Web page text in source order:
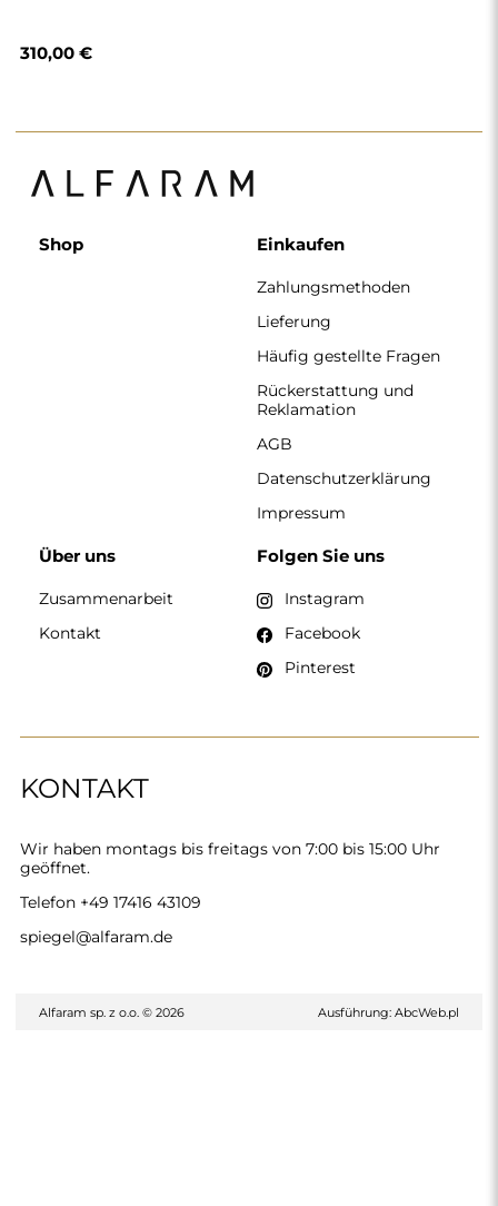
310,00 €
KONTAKT
Wir haben montags bis freitags von 7:00 bis 15:00 Uhr
geöffnet.
Telefon +49 17416 43109
spiegel@alfaram.de
Shop Einkaufen
Zahlungsmethoden
Lieferung
Häufig gestellte Fragen
Rückerstattung und
Reklamation
AGB
Datenschutzerklärung
Impressum
Über uns
Zusammenarbeit
Kontakt
Folgen Sie uns
Instagram
Facebook
Pinterest
Alfaram sp. z o.o. © 2026 Ausführung: AbcWeb.pl